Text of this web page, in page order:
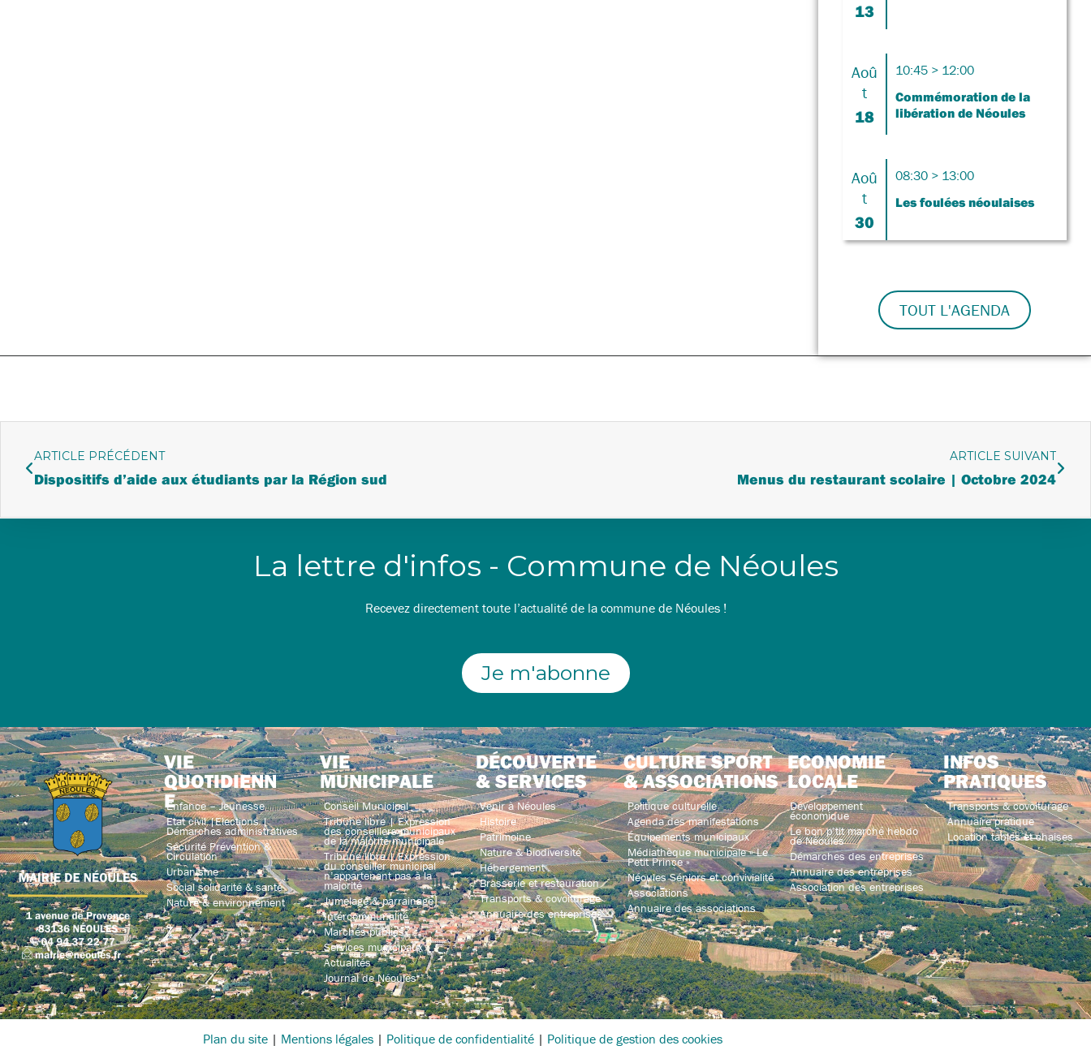
13
Aoû
t
18
10:45 > 12:00
Commémoration de la
libération de Néoules
Aoû
t
30
08:30 > 13:00
Les foulées néoulaises
TOUT L'AGENDA
ARTICLE PRÉCÉDENT
Dispositifs d’aide aux étudiants par la Région sud
ARTICLE SUIVANT
Menus du restaurant scolaire | Octobre 2024
La lettre d'infos - Commune de Néoules
Recevez directement toute l’actualité de la commune de Néoules !
Je m'abonne
VIE
QUOTIDIENN
E
Enfance – Jeunesse
Etat civil |Elections |
Démarches administratives
Sécurité Prévention &
Circulation
Urbanisme
Social solidarité & santé
Nature & environnement
VIE
MUNICIPALE
Conseil Municipal
Tribune libre | Expression
des conseillers municipaux
de la majorité municipale
Tribune libre | Expression
du conseiller municipal
n’appartenant pas à la
majorité
Jumelage & parrainage
Intercommunalité
Marchés publics
Services municipaux
Actualités
Journal de Néoules
DÉCOUVERTE
& SERVICES
Venir à Néoules
Histoire
Patrimoine
Nature & biodiversité
Hébergement
Brasserie et restauration
Transports & covoiturage
Annuaire des entreprises
CULTURE SPORT
& ASSOCIATIONS
Politique culturelle
Agenda des manifestations
Équipements municipaux
Médiathèque municipale « Le
Petit Prince »
Néoules Séniors et convivialité
Associations
Annuaire des associations
ECONOMIE
LOCALE
Développement
économique
Le bon p’tit marché hebdo
de Néoules
Démarches des entreprises
Annuaire des entreprises
Association des entreprises
INFOS
PRATIQUES
Transports & covoiturage
Annuaire pratique
Location tables et chaises
Plan du site | Mentions légales | Politique de confidentialité | Politique de gestion des cookies